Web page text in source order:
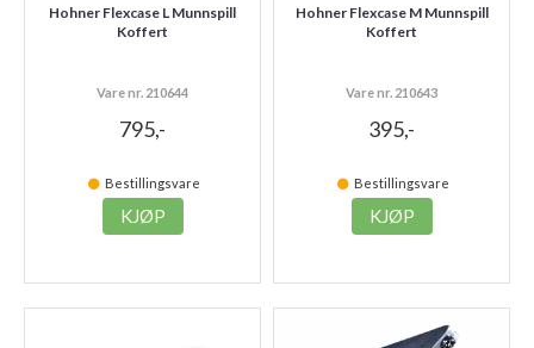
Hohner Flexcase L Munnspill
Koffert
Vare nr. 210644
795,-
Bestillingsvare
KJØP
Hohner Flexcase M Munnspill
Koffert
Vare nr. 210643
395,-
Bestillingsvare
KJØP